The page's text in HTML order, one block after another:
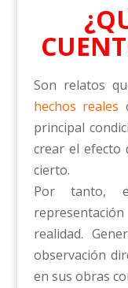
Son relatos
hechos reales
principal
crear el efecto
cierto.
Por tanto,
realidad.
observación
en sus obras